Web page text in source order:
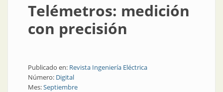
Telémetros: medición
con precisión
Publicado en: Revista Ingeniería Eléctrica
Número: Digital
Mes:Septiembre